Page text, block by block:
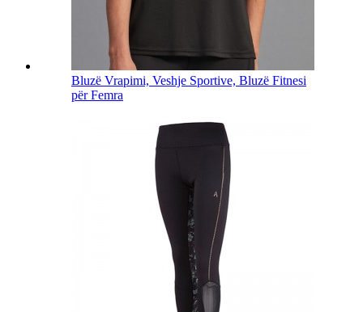
Bluzë Vrapimi, Veshje Sportive, Bluzë Fitnesi
për Femra